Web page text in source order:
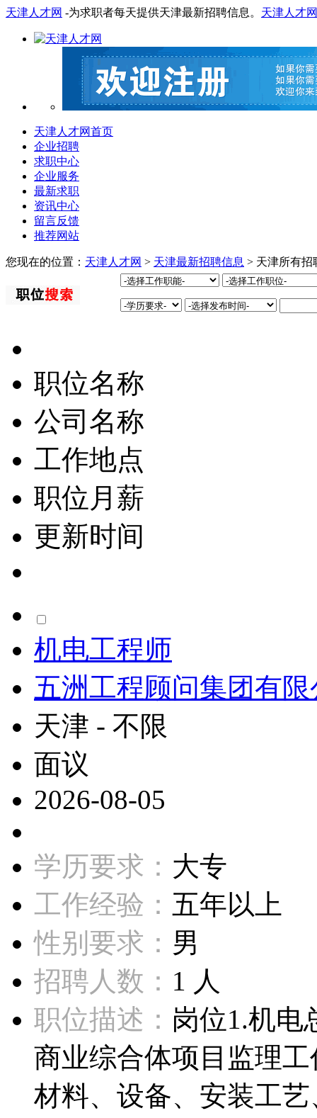
天津人才网 -为求职者每天提供天津最新招聘信息。 天津人才网
天津人才网首页
企业招聘
求职中心
企业服务
最新求职
资讯中心
留言反馈
推荐网站
您现在的位置： 天津人才网 > 天津最新招聘信息 > 天津所有招
职位名称
公司名称
工作地点
职位月薪
更新时间
机电工程师
五洲工程顾问集团有限
天津 - 不限
面议
2026-08-05
学历要求： 大专
工作经验： 五年以上
性别要求： 男
招聘人数： 1 人
职位描述： 岗位1.机电
商业综合体项目监理
材料、设备、安装工